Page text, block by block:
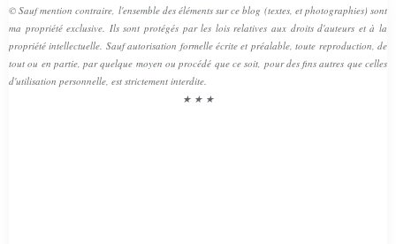
© Sauf mention contraire, l'ensemble des éléments sur ce blog (textes, et photographies) sont
ma propriété exclusive. Ils sont protégés par les lois relatives aux droits d'auteurs et à la
propriété intellectuelle. Sauf autorisation formelle écrite et préalable, toute reproduction, de
tout ou en partie, par quelque moyen ou procédé que ce soit, pour des fins autres que celles
d'utilisation personnelle, est strictement interdite.
★ ★ ★